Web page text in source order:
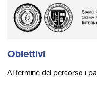
Obiettivi
Al termine del percorso i